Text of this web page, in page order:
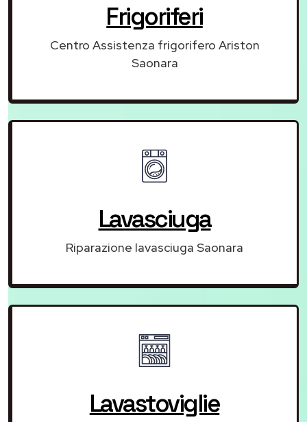
Frigoriferi
Centro Assistenza frigorifero Ariston
Saonara
Lavasciuga
Riparazione lavasciuga Saonara
Lavastoviglie